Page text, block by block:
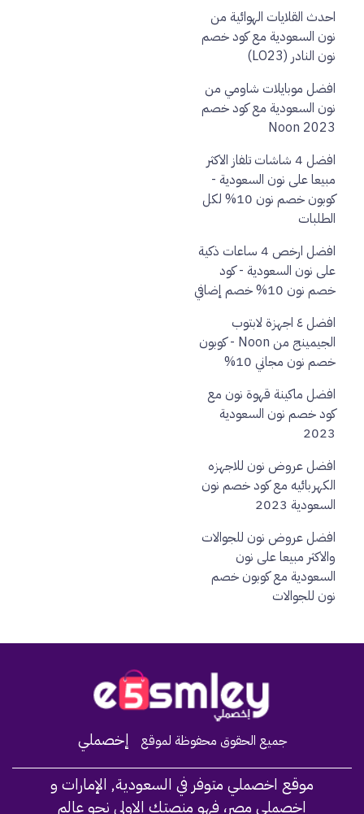
احدث القلايات الهوائية من
نون السعودية مع كود خصم
نون النادر (LO23)
افضل موبايلات شاومي من
نون السعودية مع كود خصم
Noon 2023
افضل 4 شاشات تلفاز الاكثر
مبيعا على نون السعودية -
كوبون خصم نون 10% لكل
الطلبات
افضل ارخص 4 ساعات ذكية
على نون السعودية - كود
خصم نون 10% خصم إضافي
افضل ٤ اجهزة لابتوب
الجيمينج من Noon - كوبون
خصم نون مجاني 10%
افضل ماكينة قهوة نون مع
كود خصم نون السعودية
2023
افضل عروض نون للاجهزه
الكهربائيه مع كود خصم نون
السعودية 2023
افضل عروض نون للجوالات
والاكثر مبيعا على نون
السعودية مع كوبون خصم
نون للجوالات
جميع الحقوق محفوظة لموقع
إخصملي
موقع اخصملي متوفر في السعودية, الإمارات و
اخصملي مصر، فهو منصتك الاولى نحو عالم